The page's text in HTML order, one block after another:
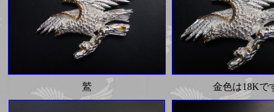
鷲 金色は18Kで